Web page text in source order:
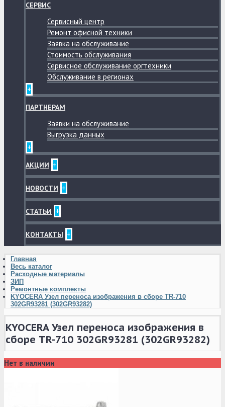
СЕРВИС
Сервисный центр
Ремонт офисной техники
Заявка на обслуживание
Стоимость обслуживания
Сервисное обслуживание оргтехники
Обслуживание в регионах
+
ПАРТНЕРАМ
Заявки на обслуживание
Выгрузка данных
+
АКЦИИ +
НОВОСТИ +
СТАТЬИ +
КОНТАКТЫ +
Главная
Весь каталог
Расходные материалы
ЗИП
Ремонтные комплекты
KYOCERA Узел переноса изображения в сборе TR-710
302GR93281 (302GR93282)
KYOCERA Узел переноса изображения в
сборе TR-710 302GR93281 (302GR93282)
Нет в наличии